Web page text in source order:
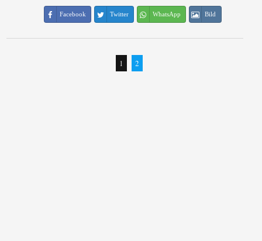
Facebook Twitter WhatsApp Bild
1 2